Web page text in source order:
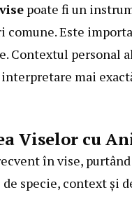
poate fi un
comune. Este
Contextul
mai
Viselor cu
în vise,
specie, context și